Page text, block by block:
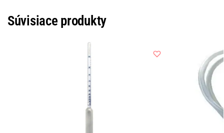
Súvisiace produkty